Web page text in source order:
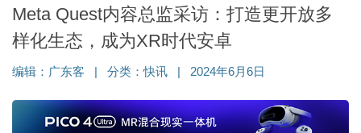
Meta Quest内容总监采访：打造更开放多
样化生态，成为XR时代安卓
编辑： 广东客 分类：快讯 2024年6月6日